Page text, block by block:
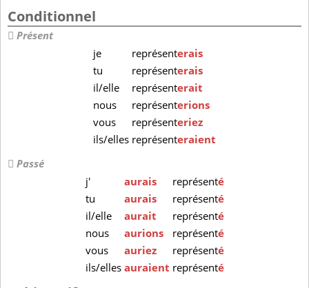
Conditionnel
Présent
je
représenterais
tu
représenterais
il/elle
représenterait
nous
représenterions
vous
représenteriez
ils/elles représenteraient
Passé
j'
aurais représenté
tu
aurais représenté
il/elle
aurait représenté
nous
aurions représenté
vous
auriez représenté
ils/elles auraient représenté